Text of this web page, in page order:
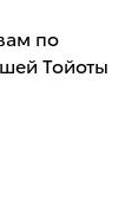
по
Тойоты